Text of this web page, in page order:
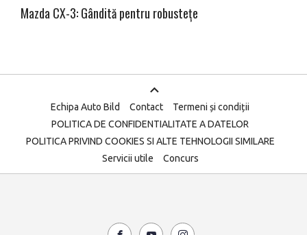
Mazda CX-3: Gândită pentru robustețe
Echipa Auto Bild Contact
Termeni și condiții
POLITICA DE CONFIDENTIALITATE A DATELOR
POLITICA PRIVIND COOKIES SI ALTE TEHNOLOGII SIMILARE
Servicii utile
Concurs